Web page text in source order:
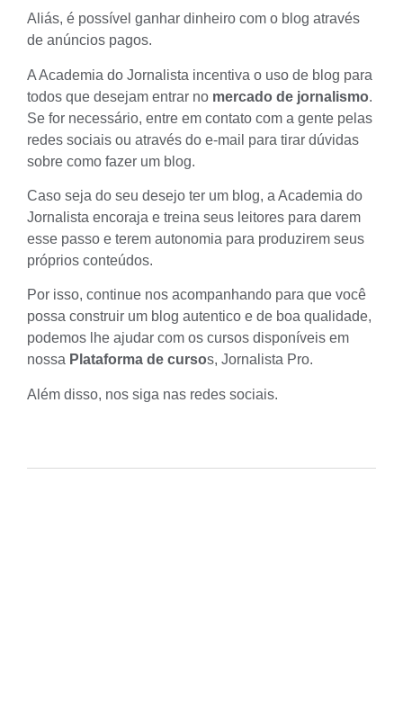
Aliás, é possível ganhar dinheiro com o blog através
de anúncios pagos.
A Academia do Jornalista incentiva o uso de blog para
todos que desejam entrar no mercado de jornalismo.
Se for necessário, entre em contato com a gente pelas
redes sociais ou através do e-mail para tirar dúvidas
sobre como fazer um blog.
Caso seja do seu desejo ter um blog, a Academia do
Jornalista encoraja e treina seus leitores para darem
esse passo e terem autonomia para produzirem seus
próprios conteúdos.
Por isso, continue nos acompanhando para que você
possa construir um blog autentico e de boa qualidade,
podemos lhe ajudar com os cursos disponíveis em
nossa Plataforma de cursos, Jornalista Pro.
Além disso, nos siga nas redes sociais.